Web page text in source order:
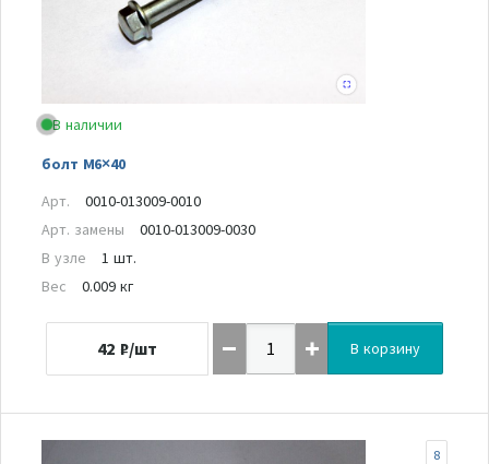
В наличии
болт M6×40
Арт.
0010-013009-0010
Арт. замены
0010-013009-0030
В узле
1 шт.
Вес
0.009 кг
42 ₽/шт В корзину
8